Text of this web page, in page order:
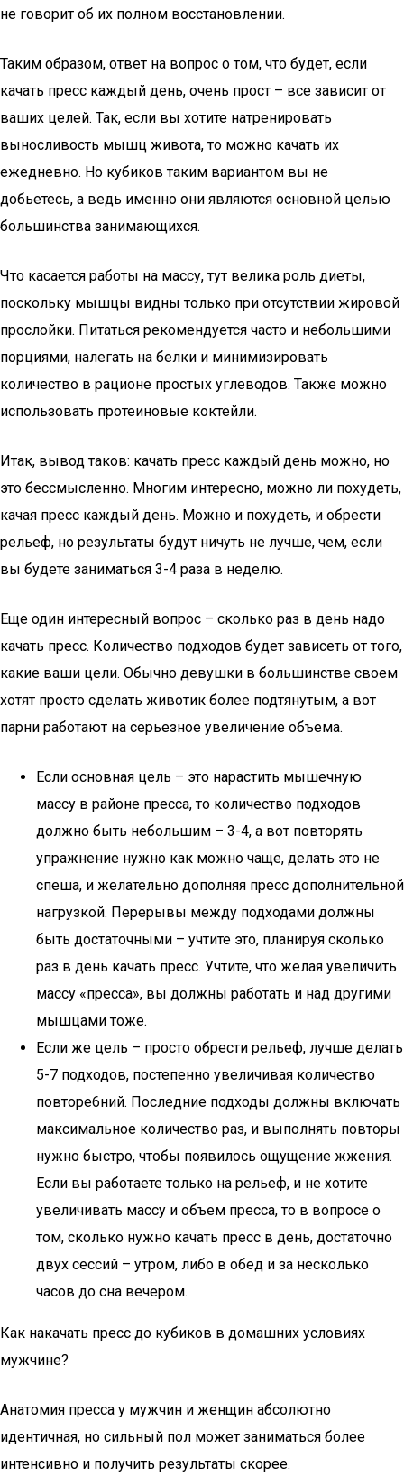
не говорит об их полном восстановлении.
Таким образом, ответ на вопрос о том, что будет, если
качать пресс каждый день, очень прост – все зависит от
ваших целей. Так, если вы хотите натренировать
выносливость мышц живота, то можно качать их
ежедневно. Но кубиков таким вариантом вы не
добьетесь, а ведь именно они являются основной целью
большинства занимающихся.
Что касается работы на массу, тут велика роль диеты,
поскольку мышцы видны только при отсутствии жировой
прослойки. Питаться рекомендуется часто и небольшими
порциями, налегать на белки и минимизировать
количество в рационе простых углеводов. Также можно
использовать протеиновые коктейли.
Итак, вывод таков: качать пресс каждый день можно, но
это бессмысленно. Многим интересно, можно ли похудеть,
качая пресс каждый день. Можно и похудеть, и обрести
рельеф, но результаты будут ничуть не лучше, чем, если
вы будете заниматься 3-4 раза в неделю.
Еще один интересный вопрос – сколько раз в день надо
качать пресс. Количество подходов будет зависеть от того,
какие ваши цели. Обычно девушки в большинстве своем
хотят просто сделать животик более подтянутым, а вот
парни работают на серьезное увеличение объема.
Если основная цель – это нарастить мышечную
массу в районе пресса, то количество подходов
должно быть небольшим – 3-4, а вот повторять
упражнение нужно как можно чаще, делать это не
спеша, и желательно дополняя пресс дополнительной
нагрузкой. Перерывы между подходами должны
быть достаточными – учтите это, планируя сколько
раз в день качать пресс. Учтите, что желая увеличить
массу «пресса», вы должны работать и над другими
мышцами тоже.
Если же цель – просто обрести рельеф, лучше делать
5-7 подходов, постепенно увеличивая количество
повторе6ний. Последние подходы должны включать
максимальное количество раз, и выполнять повторы
нужно быстро, чтобы появилось ощущение жжения.
Если вы работаете только на рельеф, и не хотите
увеличивать массу и объем пресса, то в вопросе о
том, сколько нужно качать пресс в день, достаточно
двух сессий – утром, либо в обед и за несколько
часов до сна вечером.
Как накачать пресс до кубиков в домашних условиях
мужчине?
Анатомия пресса у мужчин и женщин абсолютно
идентичная, но сильный пол может заниматься более
интенсивно и получить результаты скорее.